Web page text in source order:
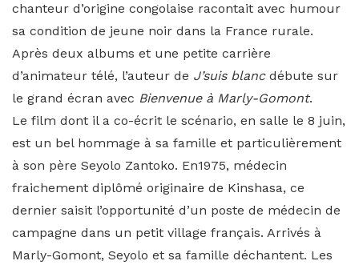
chanteur d’origine congolaise racontait avec humour
sa condition de jeune noir dans la France rurale.
Après deux albums et une petite carrière
d’animateur télé, l’auteur de J’suis blancdébute sur
le grand écran avec Bienvenue à Marly-Gomont.
Le film dont il a co-écrit le scénario, en salle le 8 juin,
est un bel hommage à sa famille et particulièrement
à son père Seyolo Zantoko. En1975, médecin
fraichement diplômé originaire de Kinshasa, ce
dernier saisit l’opportunité d’un poste de médecin de
campagne dans un petit village français. Arrivés à
Marly-Gomont, Seyolo et sa famille déchantent. Les